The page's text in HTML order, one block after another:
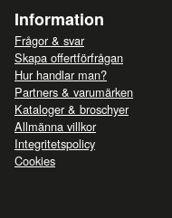
Information
Frågor & svar
Skapa offertförfrågan
Hur handlar man?
Partners & varumärken
Kataloger & broschyer
Allmänna villkor
Integritetspolicy
Cookies